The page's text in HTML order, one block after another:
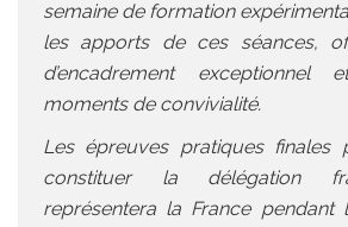
semaine de formation
les apports de ces séances,
d’encadrement
moments de convivialité.
Les épreuves pratiques finales
constituer la délégation
représentera la France pendant